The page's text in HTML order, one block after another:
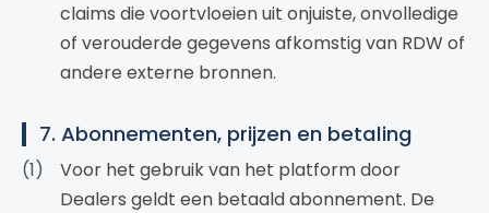
claims die voortvloeien uit onjuiste, onvolledige
of verouderde gegevens afkomstig van RDW of
andere externe bronnen.
7. Abonnementen, prijzen en betaling
Voor het gebruik van het platform door
Dealers geldt een betaald abonnement. De